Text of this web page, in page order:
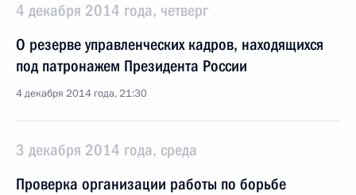
4 декабря 2014 года, четверг
О резерве управленческих кадров, находящихся
под патронажем Президента России
4 декабря 2014 года, 21:30
3 декабря 2014 года, среда
Проверка организации работы по борьбе